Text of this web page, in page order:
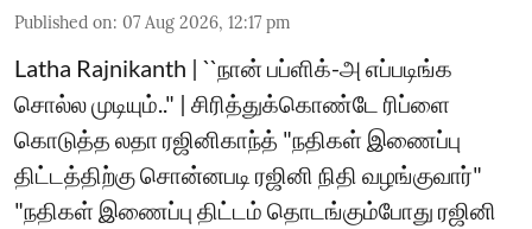
Published on: 07 Aug 2026, 12:17 pm
Latha Rajnikanth | ``நான் பப்ளிக்-அ எப்படிங்க
சொல்ல முடியும்.." | சிரித்துக்கொண்டே ரிப்ளை
கொடுத்த லதா ரஜினிகாந்த் "நதிகள் இணைப்பு
திட்டத்திற்கு சொன்னபடி ரஜினி நிதி வழங்குவார்"
"நதிகள் இணைப்பு திட்டம் தொடங்கும்போது ரஜினி